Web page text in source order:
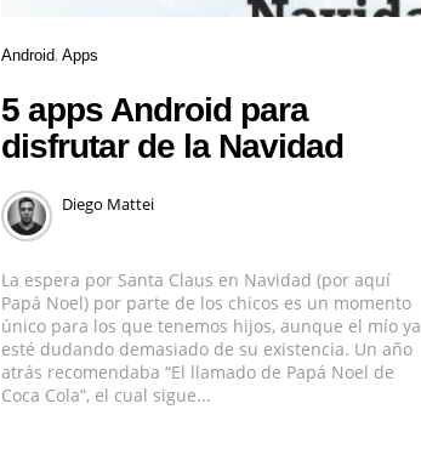
Android Apps
5 apps Android para
disfrutar de la Navidad
Diego Mattei
La espera por Santa Claus en Navidad (por aquí
Papá Noel) por parte de los chicos es un momento
único para los que tenemos hijos, aunque el mío ya
esté dudando demasiado de su existencia. Un año
atrás recomendaba “El llamado de Papá Noel de
Coca Cola“, el cual sigue...